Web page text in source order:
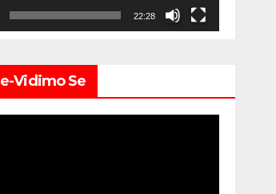
22:28
Vidimo Se